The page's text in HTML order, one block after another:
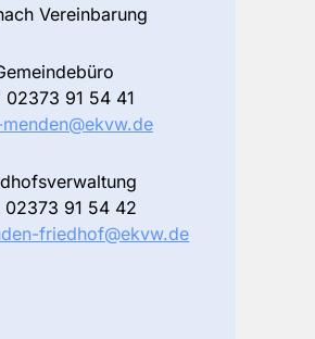
Vereinbarung
02373 91 54 41
02373 91 54 42
friedhof@ekvw.de